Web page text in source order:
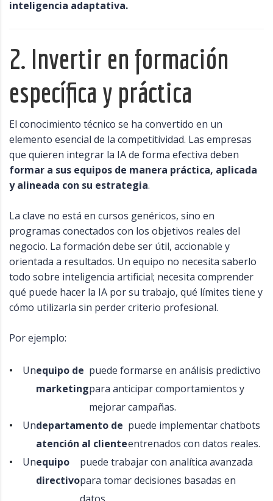
inteligencia adaptativa.
2. Invertir en formación
específica y práctica
El conocimiento técnico se ha convertido en un
elemento esencial de la competitividad. Las empresas
que quieren integrar la IA de forma efectiva deben
formar a sus equipos de manera práctica, aplicada
y alineada con su estrategia.
La clave no está en cursos genéricos, sino en
programas conectados con los objetivos reales del
negocio. La formación debe ser útil, accionable y
orientada a resultados. Un equipo no necesita saberlo
todo sobre inteligencia artificial; necesita comprender
qué puede hacer la IA por su trabajo, qué límites tiene y
cómo utilizarla sin perder criterio profesional.
Por ejemplo:
Unequipo de
marketing
puede formarse en análisis predictivo
para anticipar comportamientos y
mejorar campañas.
Undepartamento de
atención al cliente
puede implementar chatbots
entrenados con datos reales.
Unequipo
directivo
puede trabajar con analítica avanzada
para tomar decisiones basadas en